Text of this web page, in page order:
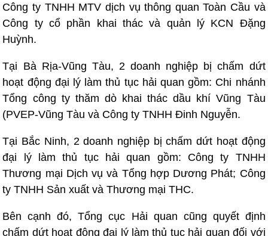
Công ty TNHH MTV dịch vụ thông quan Toàn Cầu và
Công ty cổ phần khai thác và quản lý KCN Đặng
Huỳnh.
Tại Bà Rịa-Vũng Tàu, 2 doanh nghiệp bị chấm dứt
hoạt động đại lý làm thủ tục hải quan gồm: Chi nhánh
Tổng công ty thăm dò khai thác dầu khí Vũng Tàu
(PVEP-Vũng Tàu và Công ty TNHH Đinh Nguyễn.
Tại Bắc Ninh, 2 doanh nghiệp bị chấm dứt hoạt động
đại lý làm thủ tục hải quan gồm: Công ty TNHH
Thương mại Dịch vụ và Tổng hợp Dương Phát; Công
ty TNHH Sản xuất và Thương mại THC.
Bên cạnh đó, Tổng cục Hải quan cũng quyết định
chấm dứt hoạt động đại lý làm thủ tục hải quan đối với